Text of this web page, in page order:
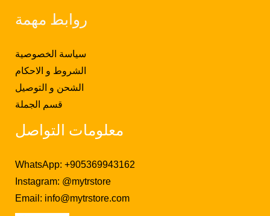
روابط مهمة
سياسة الخصوصية
الشروط و الاحكام
الشحن و التوصيل
قسم الجملة
معلومات التواصل
WhatsApp: +905369943162
Instagram: @mytrstore
Email: info@mytrstore.com